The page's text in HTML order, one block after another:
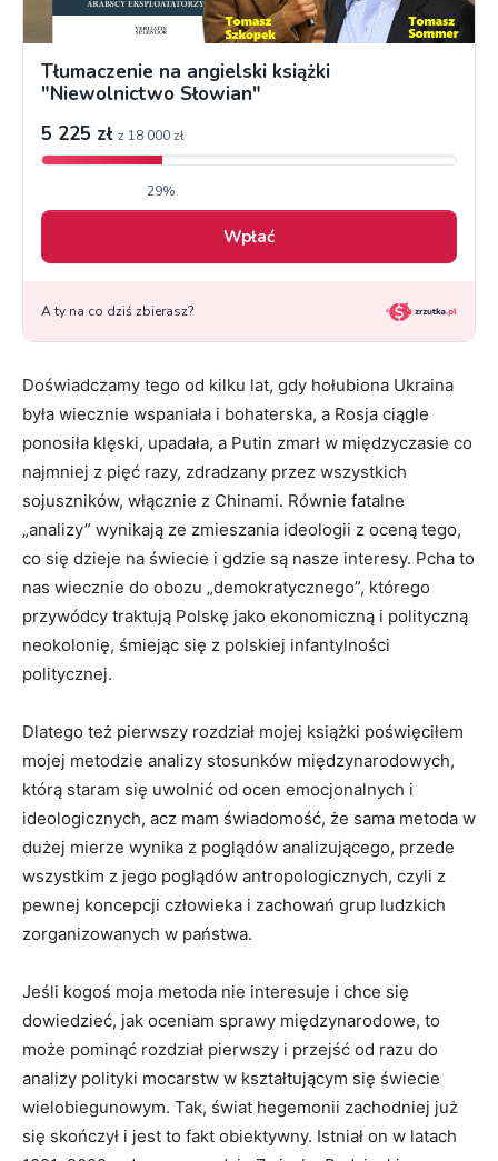
Doświadczamy tego od kilku lat, gdy hołubiona Ukraina
była wiecznie wspaniała i bohaterska, a Rosja ciągle
ponosiła klęski, upadała, a Putin zmarł w międzyczasie co
najmniej z pięć razy, zdradzany przez wszystkich
sojuszników, włącznie z Chinami. Równie fatalne
„analizy” wynikają ze zmieszania ideologii z oceną tego,
co się dzieje na świecie i gdzie są nasze interesy. Pcha to
nas wiecznie do obozu „demokratycznego”, którego
przywódcy traktują Polskę jako ekonomiczną i polityczną
neokolonię, śmiejąc się z polskiej infantylności
politycznej.
Dlatego też pierwszy rozdział mojej książki poświęciłem
mojej metodzie analizy stosunków międzynarodowych,
którą staram się uwolnić od ocen emocjonalnych i
ideologicznych, acz mam świadomość, że sama metoda w
dużej mierze wynika z poglądów analizującego, przede
wszystkim z jego poglądów antropologicznych, czyli z
pewnej koncepcji człowieka i zachowań grup ludzkich
zorganizowanych w państwa.
Jeśli kogoś moja metoda nie interesuje i chce się
dowiedzieć, jak oceniam sprawy międzynarodowe, to
może pominąć rozdział pierwszy i przejść od razu do
analizy polityki mocarstw w kształtującym się świecie
wielobiegunowym. Tak, świat hegemonii zachodniej już
się skończył i jest to fakt obiektywny. Istniał on w latach